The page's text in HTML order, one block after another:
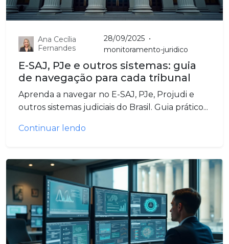
Ana Cecília
Fernandes
28/09/2025 •
monitoramento-juridico
E-SAJ, PJe e outros sistemas: guia
de navegação para cada tribunal
Aprenda a navegar no E-SAJ, PJe, Projudi e
outros sistemas judiciais do Brasil. Guia prático...
Continuar lendo